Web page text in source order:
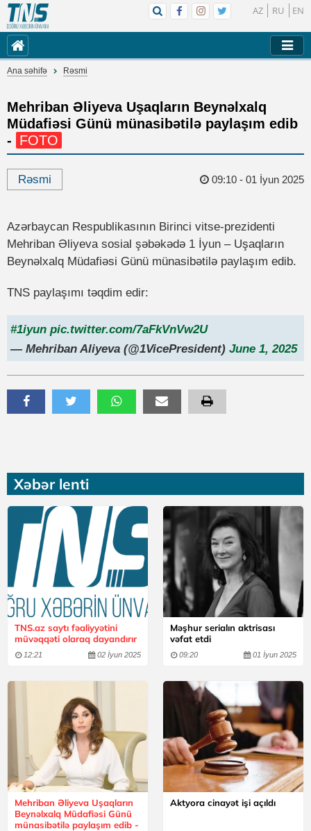
AZ RU EN
Ana səhifə Rəsmi
Xəbər lenti
TNS.az saytı fəaliyyətini
müvəqqəti olaraq dayandırır
12:21 02 İyun 2025
Məşhur serialın aktrisası
vəfat etdi
09:20 01 İyun 2025
Mehriban Əliyeva Uşaqların
Beynəlxalq Müdafiəsi Günü
münasibətilə paylaşım edib -
Aktyora cinayət işi açıldı
Mehriban Əliyeva Uşaqların Beynəlxalq
Müdafiəsi Günü münasibətilə paylaşım edib
- FOTO
Rəsmi 09:10 - 01 İyun 2025
Azərbaycan Respublikasının Birinci vitse-prezidenti
Mehriban Əliyeva sosial şəbəkədə 1 İyun – Uşaqların
Beynəlxalq Müdafiəsi Günü münasibətilə paylaşım edib.
TNS paylaşımı təqdim edir:
#1iyun pic.twitter.com/7aFkVnVw2U
— Mehriban Aliyeva (@1VicePresident) June 1, 2025